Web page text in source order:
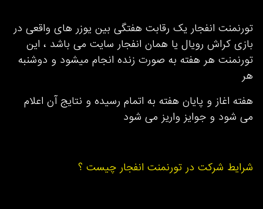
تورنمنت انفجار یک رقابت هفتگی بین یوزر های واقعی در
بازی کراش رویال یا همان انفجار سایت می باشد ، این
تورنمنت هر هفته به صورت زنده انجام میشود و دوشنبه
هر
هفته اغاز و پایان هفته به اتمام رسیده و نتایج آن اعلام
می شود و جوایز واریز می شود
شرایط شرکت در تورنمنت انفجار چیست ؟